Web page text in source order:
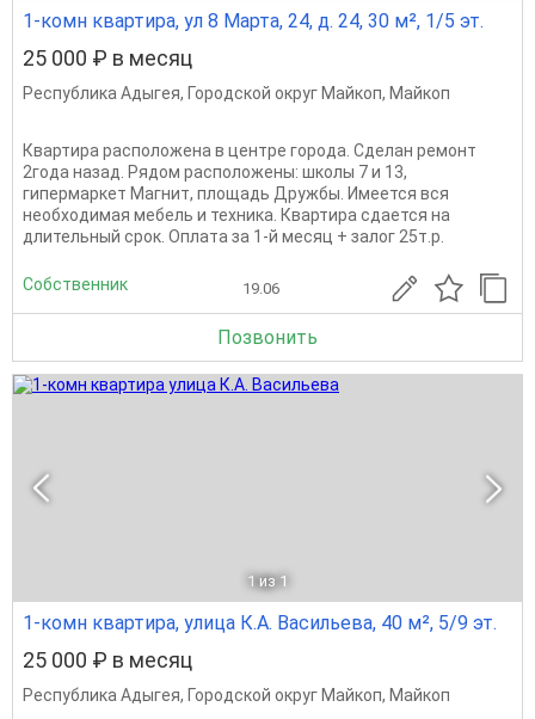
1-комн квартира, ул 8 Марта, 24, д. 24, 30 м², 1/5 эт.
25 000 ₽ в месяц
Республика Адыгея, Городской округ Майкоп, Майкоп
Квартира расположена в центре города. Сделан ремонт
2года назад. Рядом расположены: школы 7 и 13,
гипермаркет Магнит, площадь Дружбы. Имеется вся
необходимая мебель и техника. Квартира сдается на
длительный срок. Оплата за 1-й месяц + залог 25т.р.
Собственник 19.06
Позвонить
1 из 1
1-комн квартира, улица К.А. Васильева, 40 м², 5/9 эт.
25 000 ₽ в месяц
Республика Адыгея, Городской округ Майкоп, Майкоп